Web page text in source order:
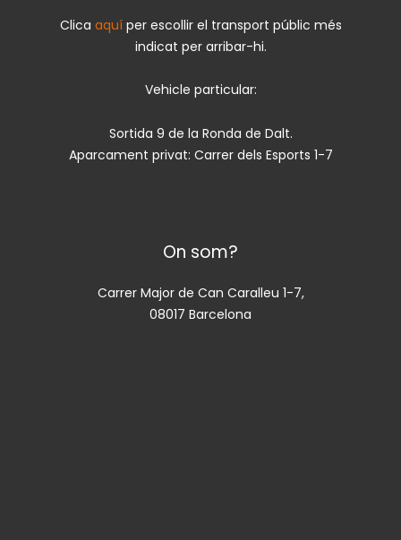
Clica aquí per escollir el transport públic més
indicat per arribar-hi.
Vehicle particular:
Sortida 9 de la Ronda de Dalt.
Aparcament privat: Carrer dels Esports 1-7
On som?
Carrer Major de Can Caralleu 1-7,
08017 Barcelona